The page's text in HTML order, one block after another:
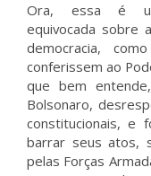
Ora, essa é
equivocada sobre
democracia,
conferissem ao
que bem
Bolsonaro,
constitucionais, e
barrar seus atos,
pelas Forças